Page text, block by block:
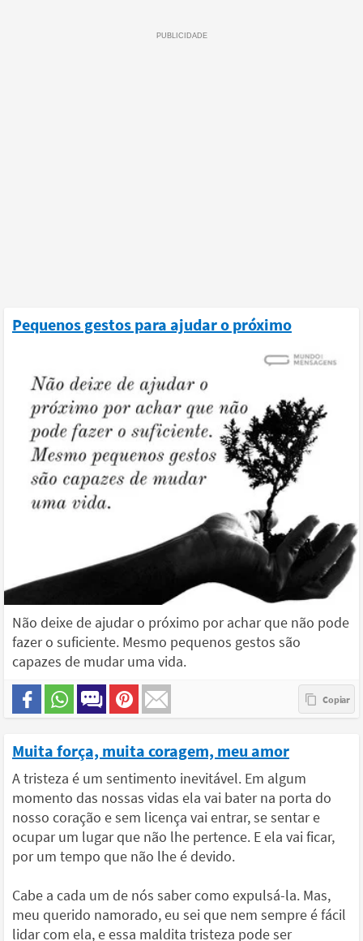
Pequenos gestos para ajudar o próximo
Não deixe de ajudar o próximo por achar que não pode
fazer o suficiente. Mesmo pequenos gestos são
capazes de mudar uma vida.
Muita força, muita coragem, meu amor
A tristeza é um sentimento inevitável. Em algum
momento das nossas vidas ela vai bater na porta do
nosso coração e sem licença vai entrar, se sentar e
ocupar um lugar que não lhe pertence. E ela vai ficar,
por um tempo que não lhe é devido.
Cabe a cada um de nós saber como expulsá-la. Mas,
meu querido namorado, eu sei que nem sempre é fácil
lidar com ela, e essa maldita tristeza pode ser